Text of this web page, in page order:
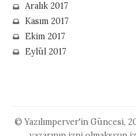
Aralık 2017
Kasım 2017
Ekim 2017
Eylül 2017
© Yazılımperver'in Güncesi,